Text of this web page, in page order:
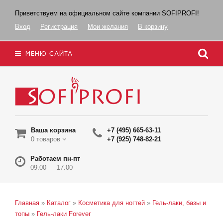
Приветствуем на официальном сайте компании SOFIPROFI!
Вход
Регистрация Мои желания В корзину
МЕНЮ САЙТА
Ваша корзина
0 товаров
+7 (495) 665-63-11
+7 (925) 748-82-21
Работаем пн-пт
09.00 — 17.00
Главная » Каталог » Косметика для ногтей » Гель-лаки, базы и
топы » Гель-лаки Forever